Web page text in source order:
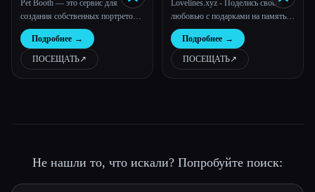
Pet Booth — это сервис для
создания собственных портретов,
иллюстраций и фотографий
домашних животных с
искусственным интеллектом.
Просто загрузите 10-20
Подробнее →
ПОСЕЩАТЬ↗︎
Lovelines.xyz - Поделись своей
любовью с подарками на память,
сделанными искусственным
интеллектом
Подробнее →
ПОСЕЩАТЬ↗︎
Не нашли то, что искали? Попробуйте поиск: